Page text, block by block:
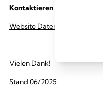
Kontaktieren Sie uns unter:
Website Datenschutz und
Vielen Dank!
Stand 06/2025